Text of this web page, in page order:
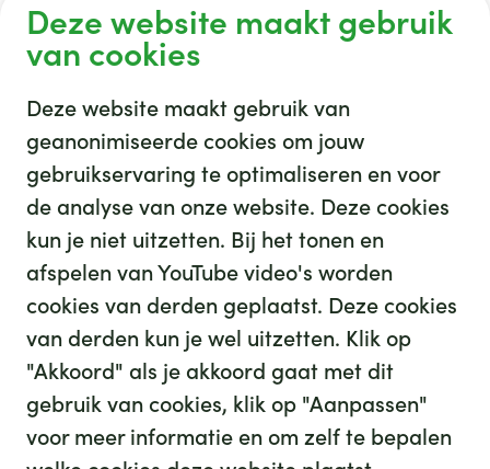
Deze website maakt gebruik
van cookies
Deze website maakt gebruik van
geanonimiseerde cookies om jouw
gebruikservaring te optimaliseren en voor
de analyse van onze website. Deze cookies
kun je niet uitzetten. Bij het tonen en
afspelen van YouTube video's worden
cookies van derden geplaatst. Deze cookies
van derden kun je wel uitzetten. Klik op
"Akkoord" als je akkoord gaat met dit
gebruik van cookies, klik op "Aanpassen"
voor meer informatie en om zelf te bepalen
GHZ
We hebben 35 leuke banen voor je
Kijk op werkenbijghz.nl